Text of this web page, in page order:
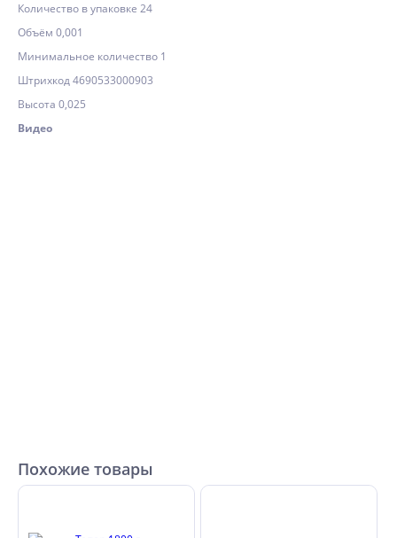
Количество в упаковке 24
Объём 0,001
Минимальное количество 1
Штрихкод 4690533000903
Высота 0,025
Видео
Похожие товары